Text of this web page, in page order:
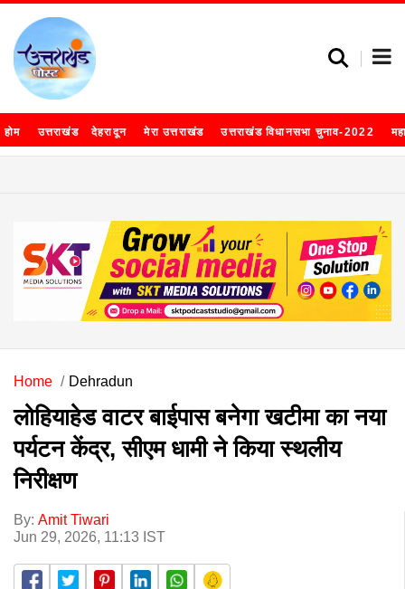
होम उत्तराखंड देहरादून मेरा उत्तराखंड उत्तराखंड विधानसभा चुनाव-2022
Home Dehradun
लोहियाहेड वाटर बाईपास बनेगा खटीमा का नया
पर्यटन केंद्र, सीएम धामी ने किया स्थलीय
निरीक्षण
By: Amit Tiwari
Jun 29, 2026, 11:13 IST